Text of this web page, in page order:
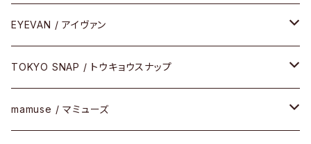
Latch(ラッチ)
修理
小物
その他
サングラス
その他
セルフレーム
メタルフレーム
コンビフレーム
EYEVAN / アイヴァン
メガネ
サングラス
TOKYO SNAP / トウキョウスナップ
セルフレーム
mamuse / マミューズ